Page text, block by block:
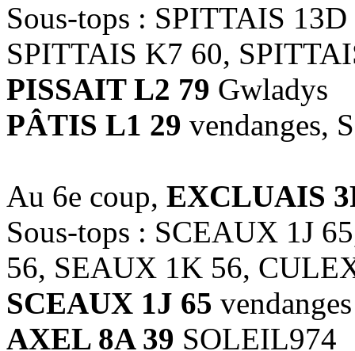
Sous-tops : SPITTAIS
SPITTAIS K7 60,
PISSAIT L2 79 Gwladys
PÂTIS L1 29 vendanges,
Au 6e coup, EXCLUAIS
Sous-tops : SCEAUX 1J
56, SEAUX 1K 56,
SCEAUX 1J 65 vendanges
AXEL 8A 39 SOLEIL974